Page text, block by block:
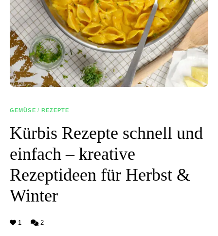
GEMÜSE / REZEPTE
Kürbis Rezepte schnell und
einfach – kreative
Rezeptideen für Herbst &
Winter
1 2